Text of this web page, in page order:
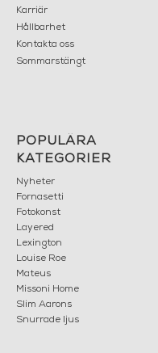
Karriär
Hållbarhet
Kontakta oss
Sommarstängt
POPULÄRA
KATEGORIER
Nyheter
Fornasetti
Fotokonst
Layered
Lexington
Louise Roe
Mateus
Missoni Home
Slim Aarons
Snurrade ljus